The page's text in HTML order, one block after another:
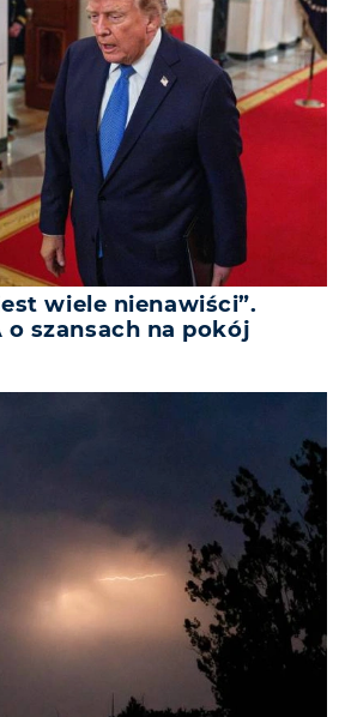
wiele nienawiści”.
o szansach na pokój